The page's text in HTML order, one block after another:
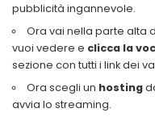
pubblicità ingannevole.
Ora vai nella parte alta
vuoi vedere e clicca la
sezione con tutti i link dei
Ora scegli un hosting
avvia lo streaming.